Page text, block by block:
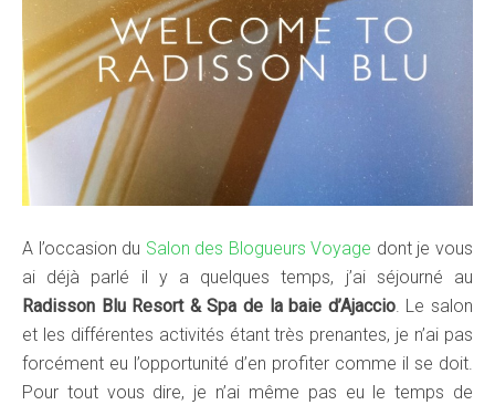
A l’occasion du Salon des Blogueurs Voyage dont je vous
ai déjà parlé il y a quelques temps, j’ai séjourné au
Radisson Blu Resort & Spa de la baie d’Ajaccio. Le salon
et les différentes activités étant très prenantes, je n’ai pas
forcément eu l’opportunité d’en profiter comme il se doit.
Pour tout vous dire, je n’ai même pas eu le temps de